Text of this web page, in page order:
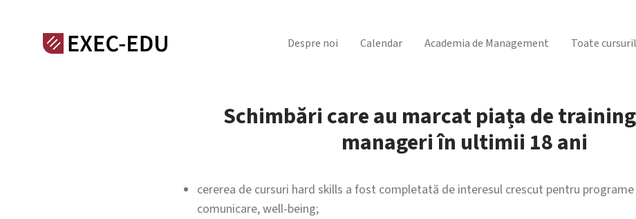
Despre noi Calendar Academia de Management Toate
Schimbări care au marcat piața de
manageri în ultimii 18 ani
cererea de cursuri hard skills a fost completată de interesul crescut pentru
comunicare, well-being;